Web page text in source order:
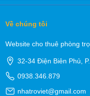
Về chúng tôi
Website cho thuê phòng
32-34 Điện Biên Phủ,
0938.346.879
nhatroviet@gmail.com